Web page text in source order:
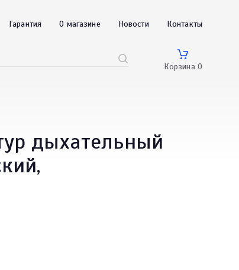
Гарантия О магазине Новости Контакты
Корзина 0
дыхательный